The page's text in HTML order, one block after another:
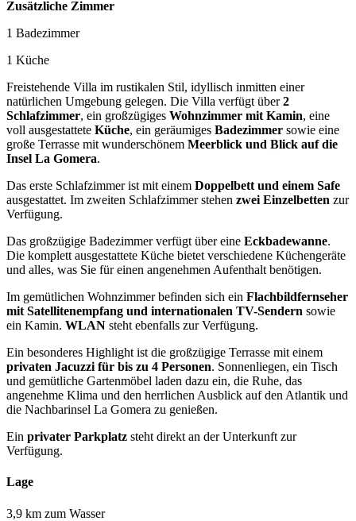
Zusätzliche Zimmer
1 Badezimmer
1 Küche
Freistehende Villa im rustikalen Stil, idyllisch inmitten einer
natürlichen Umgebung gelegen. Die Villa verfügt über2
Schlafzimmer, ein großzügiges Wohnzimmer mit Kamin, eine
voll ausgestattete Küche, ein geräumiges Badezimmer sowie eine
große Terrasse mit wunderschönem Meerblick und Blick auf die
Insel La Gomera.
Das erste Schlafzimmer ist mit einem Doppelbett und einem Safe
ausgestattet. Im zweiten Schlafzimmer stehen zwei Einzelbetten zur
Verfügung.
Das großzügige Badezimmer verfügt über eine Eckbadewanne.
Die komplett ausgestattete Küche bietet verschiedene Küchengeräte
und alles, was Sie für einen angenehmen Aufenthalt benötigen.
Im gemütlichen Wohnzimmer befinden sich ein Flachbildfernseher
mit Satellitenempfang und internationalen TV-Sendern sowie
ein Kamin. WLAN steht ebenfalls zur Verfügung.
Ein besonderes Highlight ist die großzügige Terrasse mit einem
privaten Jacuzzi für bis zu 4 Personen. Sonnenliegen, ein Tisch
und gemütliche Gartenmöbel laden dazu ein, die Ruhe, das
angenehme Klima und den herrlichen Ausblick auf den Atlantik und
die Nachbarinsel La Gomera zu genießen.
Ein privater Parkplatz steht direkt an der Unterkunft zur
Verfügung.
Lage
3,9 km zum Wasser